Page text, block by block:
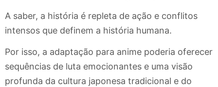
A saber, a história é repleta de ação e conflitos
intensos que definem a história humana.
Por isso, a adaptação para anime poderia oferecer
sequências de luta emocionantes e uma visão
profunda da cultura japonesa tradicional e do